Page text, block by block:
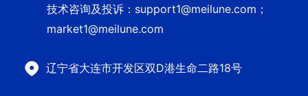
技术咨询及投诉：support1@meilune.com；
market1@meilune.com
辽宁省大连市开发区双D港生命二路18号